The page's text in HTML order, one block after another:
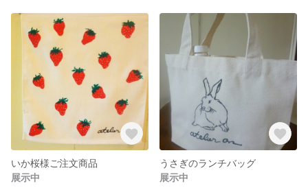
いか桜様ご注文商品
展示中
うさぎのランチバッグ
展示中